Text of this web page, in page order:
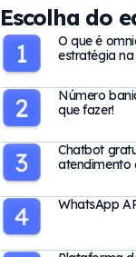
Escolha do
O que é
estratégia
Número
que fazer!
Chatbot
atendimento
WhatsApp